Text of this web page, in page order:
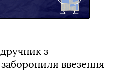
з
заборонили ввезення